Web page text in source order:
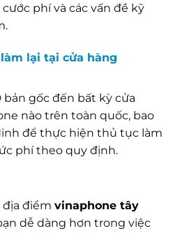
phí và các vấn đề kỹ
lại tại cửa hàng
bản gốc đến bất kỳ cửa
nào trên toàn quốc, bao
để thực hiện thủ tục làm
phí theo quy định.
địa điểm vinaphone tây
dễ dàng hơn trong việc